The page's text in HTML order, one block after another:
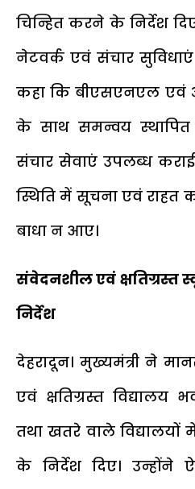
चिन्हित करने के निर्देश
नेटवर्क एवं संचार सुविधाएं
कहा कि बीएसएनएल एवं
के साथ समन्वय स्थापित
संचार सेवाएं उपलब्ध
स्थिति में सूचना एवं राहत
बाधा न आए।
संवेदनशील एवं क्षतिग्रस्त
निर्देश
देहरादून। मुख्यमंत्री ने
एवं क्षतिग्रस्त
तथा खतरे वाले
के निर्देश दिए। उन्होंने